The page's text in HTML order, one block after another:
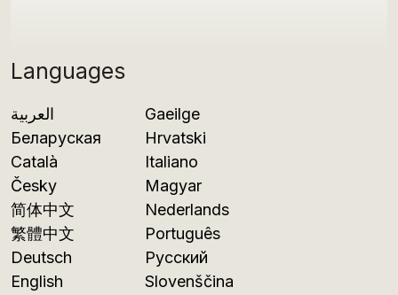
Languages
العربية
Беларуская
Català
Česky
简体中文
繁體中文
Deutsch
English
Gaeilge
Hrvatski
Italiano
Magyar
Nederlands
Português
Русский
Slovenščina